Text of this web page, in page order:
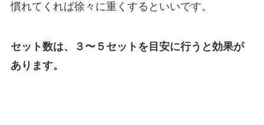
慣れてくれば徐々に重くするといいです。
セット数は、３〜５セットを目安に行うと効果が
あります。